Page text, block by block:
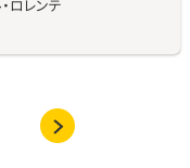
ロレンテ